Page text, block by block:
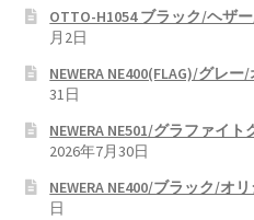
OTTO-H1054 ブラック/ヘザ
月2日
NEWERA NE400(FLAG)/グレ
31日
NEWERA NE501/グラファイ
2026年7月30日
NEWERA NE400/ブラック/オ
日